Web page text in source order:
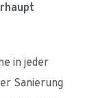
in jeder
Sanierung